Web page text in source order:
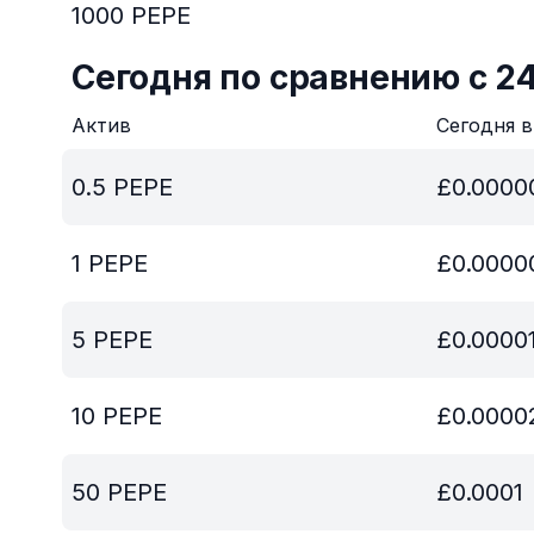
1000 PEPE
Сегодня по сравнению с
Актив Сегодня
0.5 PEPE £
1 PEPE £
5 PEPE £
10 PEPE £
50 PEPE £0.0001